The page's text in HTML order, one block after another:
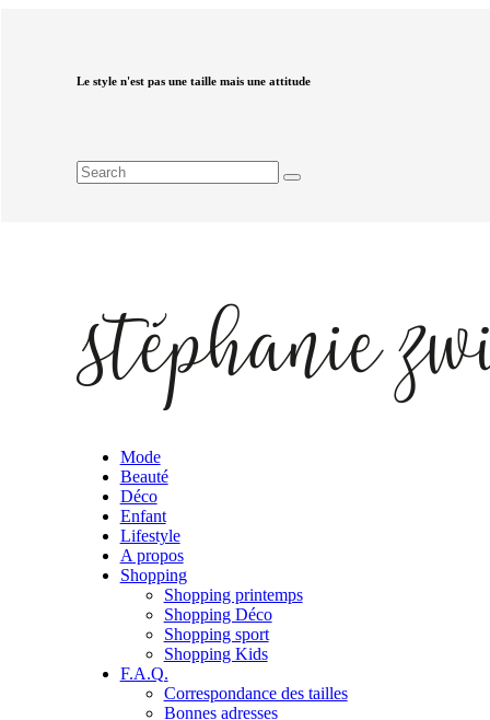
Le style n'est pas une taille mais une attitude
Mode
Beauté
Déco
Enfant
Lifestyle
A propos
Shopping
Shopping printemps
Shopping Déco
Shopping sport
Shopping Kids
F.A.Q.
Correspondance des tailles
Bonnes adresses